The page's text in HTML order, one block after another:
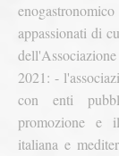
appassionati di
2021: -
con enti
promozione e
italiana e